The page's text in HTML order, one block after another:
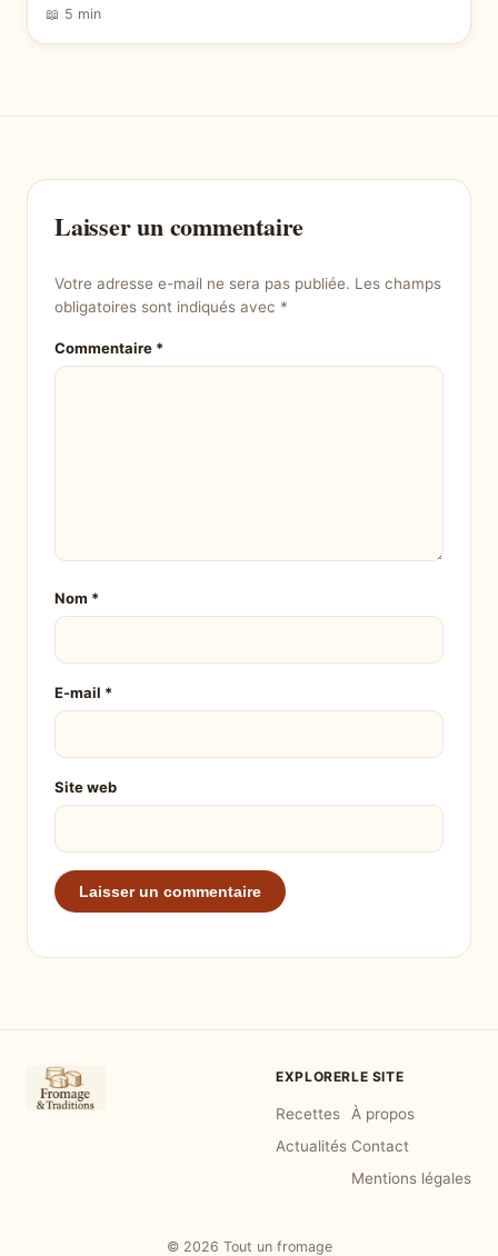
📖 5 min
Laisser un commentaire
Votre adresse e-mail ne sera pas publiée. Les champs
obligatoires sont indiqués avec *
Commentaire *
Nom *
E-mail *
Site web
EXPLORER
Recettes
Actualités
LE SITE
À propos
Contact
Mentions légales
© 2026 Tout un fromage